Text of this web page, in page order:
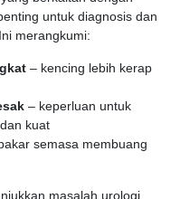
untuk diagnosis dan
merangkumi:
– kencing lebih kerap
– keperluan untuk
kuat
semasa membuang
masalah urologi